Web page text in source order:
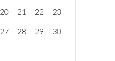
20 21 22 23
27 28 29 30